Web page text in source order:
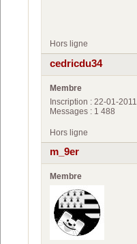
Hors ligne
cedricdu34
Membre
Inscription : 22-01-2011
Messages : 1 488
Hors ligne
m_9er
Membre